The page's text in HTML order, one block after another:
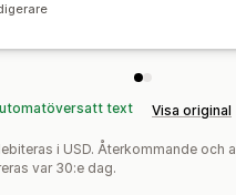
text Visa original
i USD. Återkommande och
var 30:e dag.